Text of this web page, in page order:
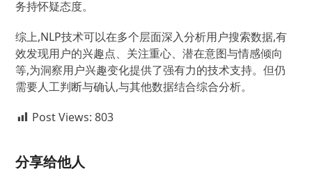
务持怀疑态度。
综上,NLP技术可以在多个层面深入分析用户搜索数据,有
效发现用户的兴趣点、关注重心、潜在意图与情感倾向
等,为洞察用户兴趣变化提供了强有力的技术支持。但仍
需要人工判断与确认,与其他数据结合综合分析。
Post Views: 803
分享给他人